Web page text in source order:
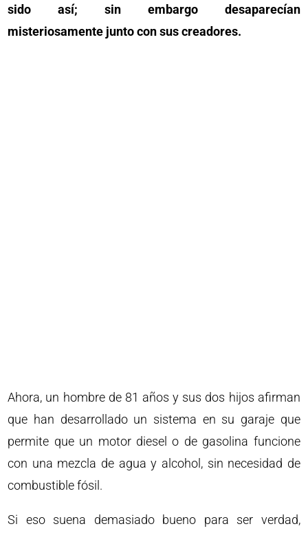
sido así; sin embargo desaparecían
misteriosamente junto con sus creadores.
Ahora, un hombre de 81 años y sus dos hijos afirman
que han desarrollado un sistema en su garaje que
permite que un motor diesel o de gasolina funcione
con una mezcla de agua y alcohol, sin necesidad de
combustible fósil.
Si eso suena demasiado bueno para ser verdad,